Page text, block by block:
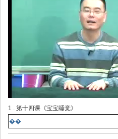
1 . 第十四课《宝宝睡觉》
��